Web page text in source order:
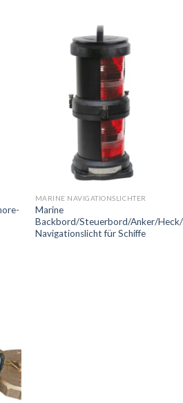
MARINE NAVIGATIONSLICHTER
Marine
Backbord/Steuerbord/Anker/
Navigationslicht für Schiffe